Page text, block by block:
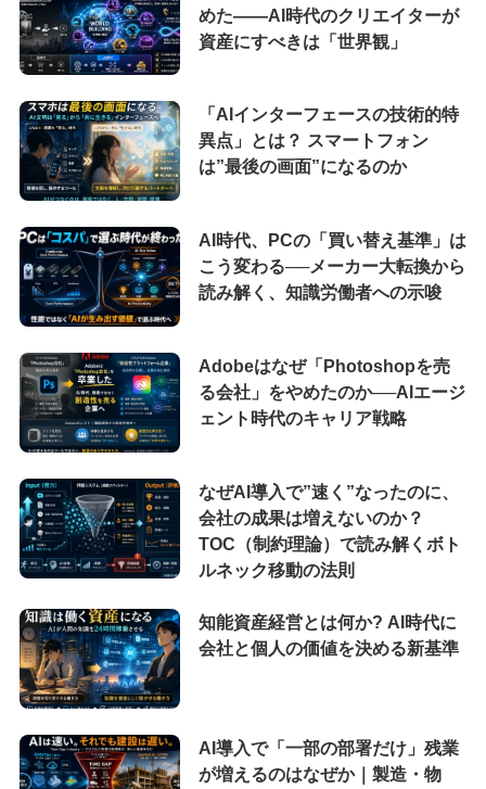
めた――AI時代のクリエイターが
資産にすべきは「世界観」
「AIインターフェースの技術的特
異点」とは？ スマートフォン
は”最後の画面”になるのか
AI時代、PCの「買い替え基準」は
こう変わる──メーカー大転換から
読み解く、知識労働者への示唆
Adobeはなぜ「Photoshopを売
る会社」をやめたのか──AIエージ
ェント時代のキャリア戦略
なぜAI導入で”速く”なったのに、
会社の成果は増えないのか？
TOC（制約理論）で読み解くボト
ルネック移動の法則
知能資産経営とは何か? AI時代に
会社と個人の価値を決める新基準
AI導入で「一部の部署だけ」残業
が増えるのはなぜか｜製造・物